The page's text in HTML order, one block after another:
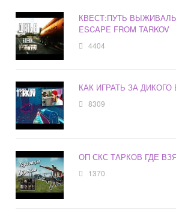
КВЕСТ:ПУТЬ
ESCAPE FROM TARKOV
4404
КАК ИГРАТЬ ЗА ДИКОГО
8309
ОП СКС ТАРКОВ ГДЕ
1370